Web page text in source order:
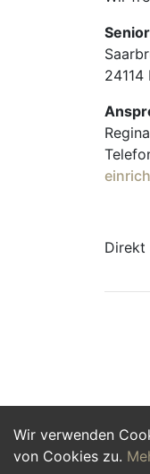
Wir verwenden
von Cookies zu.
24114
Direkt